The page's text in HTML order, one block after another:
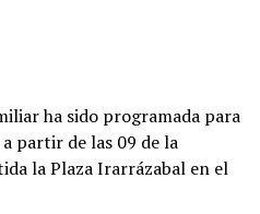
ha sido programada para
partir de las 09 de la
la Plaza Irarrázabal en el